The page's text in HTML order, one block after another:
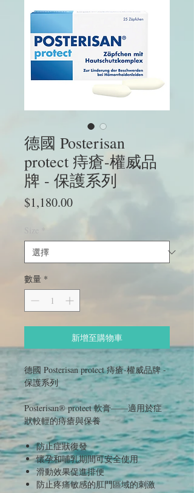
德國 Posterisan
protect 痔瘡-權威品
牌 - 保護系列
$1,180.00價
數量 *
新增至購物車
德國 Posterisan protect 痔瘡-權威品牌 -
保護系列
Posterisan® protect 軟膏——適用於症
狀較輕的痔瘡與保養
防止症狀復發
懷孕和哺乳期間可安全使用
滑動效果促進排便
防止疼痛敏感的肛門區域的刺激